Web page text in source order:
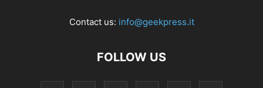
Contact us: info@geekpress.it
FOLLOW US